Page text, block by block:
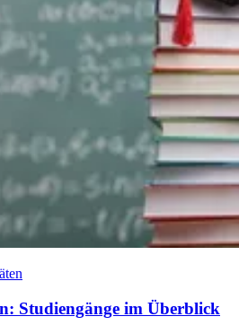
Studiengänge im Überblick